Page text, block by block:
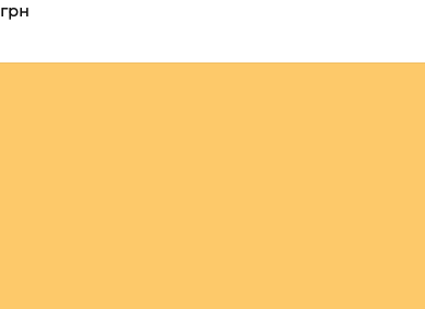
грн